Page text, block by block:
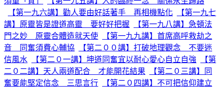
【第一九六講】勸人要由好話著手 再相機點化
【第一九七
講】原靈皆是證道高靈 要好好把握
【第一九八講】急頓法
門之妙 原靈合體造就天使
【第一九九講】首席高呼救劫之
音 同奮須費心輔協
【第二００講】打破地理觀念 不要迷
信風水
【第二０一講】坤道同奮宜以耐心愛心自立自強
【第
二０二講】天人兩道配合 才能開花結果
【第二０三講】同
奮要能堅定信念 三思言行
【第二０四講】不可把信仰建立